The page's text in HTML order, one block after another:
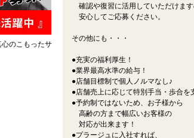
のこもったサ
確認や復習に活用していただけま
安心してご応募ください。
その他にも・・・
●充実の福利厚生！
●業界最高水準の給与！
●店舗目標制で個人ノルマなし♪
●店舗売上に応じて特別手当・歩合を
●予約制ではないため、お子様から
高齢の方まで幅広いお客様の
対応が出来ます！
●プラージュに入社すれば、